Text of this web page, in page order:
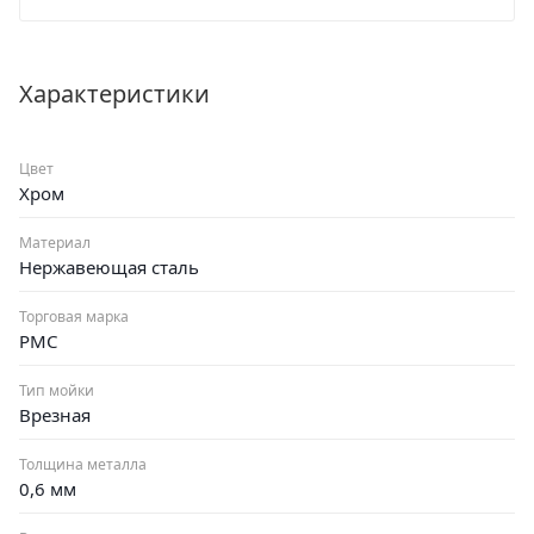
Характеристики
Цвет
Хром
Материал
Нержавеющая сталь
Торговая марка
РМС
Тип мойки
Врезная
Толщина металла
0,6 мм